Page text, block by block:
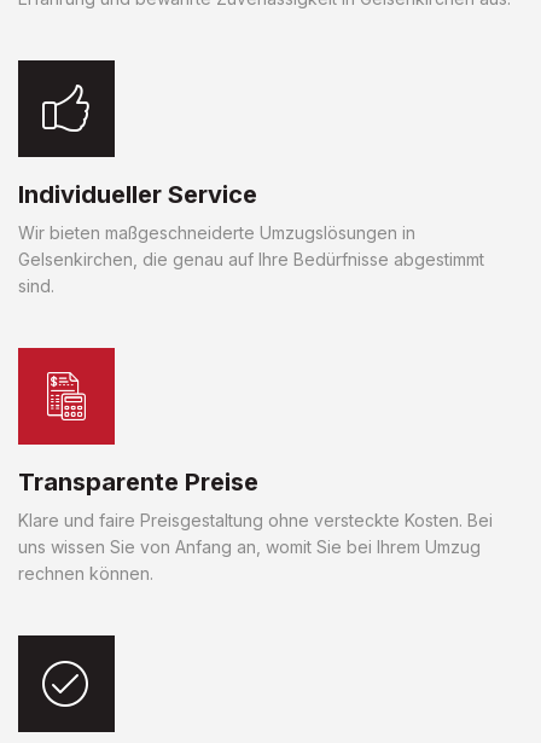
Individueller Service
Wir bieten maßgeschneiderte Umzugslösungen in
Gelsenkirchen, die genau auf Ihre Bedürfnisse abgestimmt
sind.
Transparente Preise
Klare und faire Preisgestaltung ohne versteckte Kosten. Bei
uns wissen Sie von Anfang an, womit Sie bei Ihrem Umzug
rechnen können.